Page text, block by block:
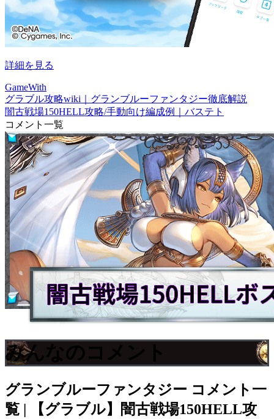
詳細を見る
GameWith
グラブル攻略wiki｜グランブルーファンタジー徹底解説
闇古戦場150HELL攻略/手動向け編成例｜バステト
コメント一覧
みんなのコメント
グランブルーファンタジー コメント一
覧 | 【グラブル】闇古戦場150HELL攻